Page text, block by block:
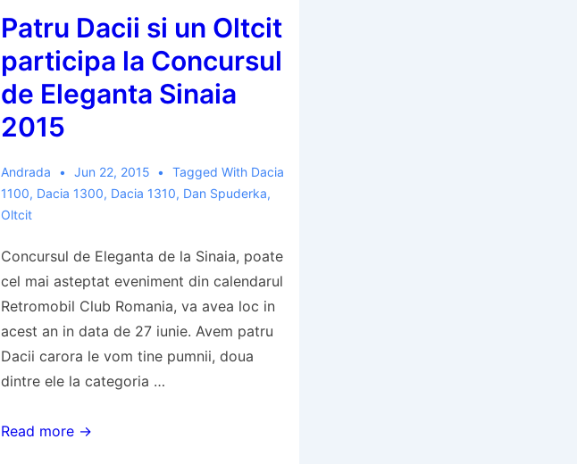
Patru Dacii si un Oltcit
participa la Concursul
de Eleganta Sinaia
2015
Andrada Jun 22, 2015 Tagged With Dacia
1100, Dacia 1300, Dacia 1310, Dan Spuderka,
Oltcit
Concursul de Eleganta de la Sinaia, poate
cel mai asteptat eveniment din calendarul
Retromobil Club Romania, va avea loc in
acest an in data de 27 iunie. Avem patru
Dacii carora le vom tine pumnii, doua
dintre ele la categoria …
Patru
Read more →